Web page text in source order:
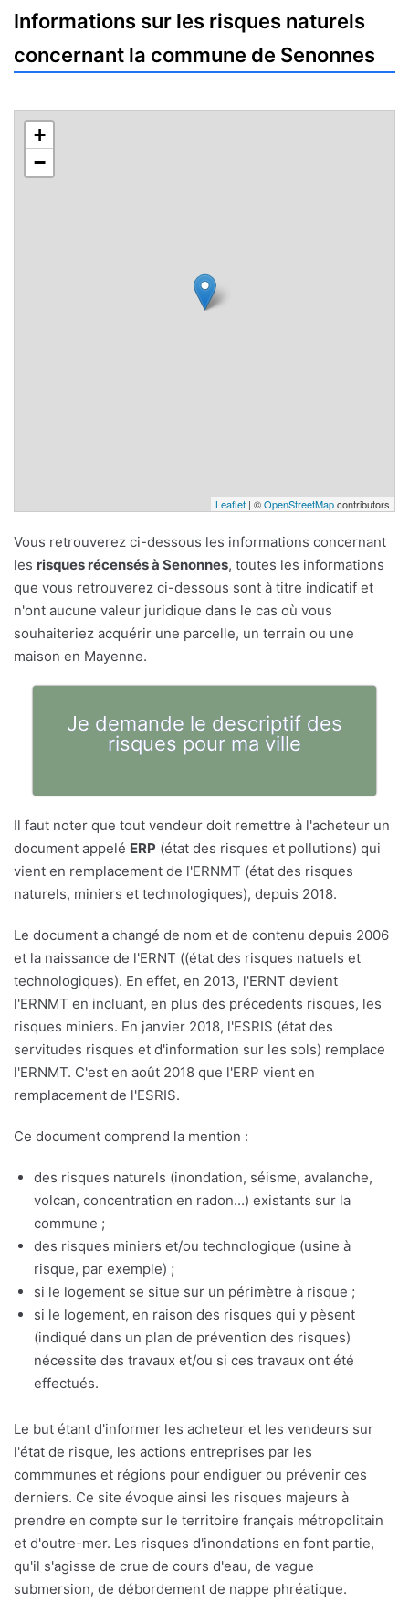
Informations sur les risques naturels
concernant la commune de Senonnes
+
−
Leaflet | ©OpenStreetMapcontributors
Vous retrouverez ci-dessous les informations concernant
les risques récensés à Senonnes, toutes les informations
que vous retrouverez ci-dessous sont à titre indicatif et
n'ont aucune valeur juridique dans le cas où vous
souhaiteriez acquérir une parcelle, un terrain ou une
maison en Mayenne.
Je demande le descriptif des
risques pour ma ville
Il faut noter que tout vendeur doit remettre à l'acheteur un
document appelé ERP (état des risques et pollutions) qui
vient en remplacement de l'ERNMT (état des risques
naturels, miniers et technologiques), depuis 2018.
Le document a changé de nom et de contenu depuis 2006
et la naissance de l'ERNT ((état des risques natuels et
technologiques). En effet, en 2013, l'ERNT devient
l'ERNMT en incluant, en plus des précedents risques, les
risques miniers. En janvier 2018, l'ESRIS (état des
servitudes risques et d'information sur les sols) remplace
l'ERNMT. C'est en août 2018 que l'ERP vient en
remplacement de l'ESRIS.
Ce document comprend la mention :
des risques naturels (inondation, séisme, avalanche,
volcan, concentration en radon...) existants sur la
commune ;
des risques miniers et/ou technologique (usine à
risque, par exemple) ;
si le logement se situe sur un périmètre à risque ;
si le logement, en raison des risques qui y pèsent
(indiqué dans un plan de prévention des risques)
nécessite des travaux et/ou si ces travaux ont été
effectués.
Le but étant d'informer les acheteur et les vendeurs sur
l'état de risque, les actions entreprises par les
commmunes et régions pour endiguer ou prévenir ces
derniers. Ce site évoque ainsi les risques majeurs à
prendre en compte sur le territoire français métropolitain
et d'outre-mer. Les risques d'inondations en font partie,
qu'il s'agisse de crue de cours d'eau, de vague
submersion, de débordement de nappe phréatique.